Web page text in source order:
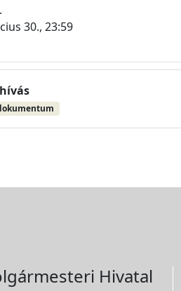
30., 23:59
Hivatal